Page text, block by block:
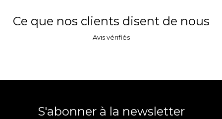
Ce que nos clients disent de nous
Avis vérifiés
S'abonner à la newsletter